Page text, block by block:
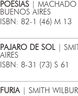
POESIAS |
BUENOS AIRES
ISBN: 82-1 (46) M 13
PAJARO DE SOL |
AIRES
ISBN: 8-31 (73) S 61
FURIA | SMITH